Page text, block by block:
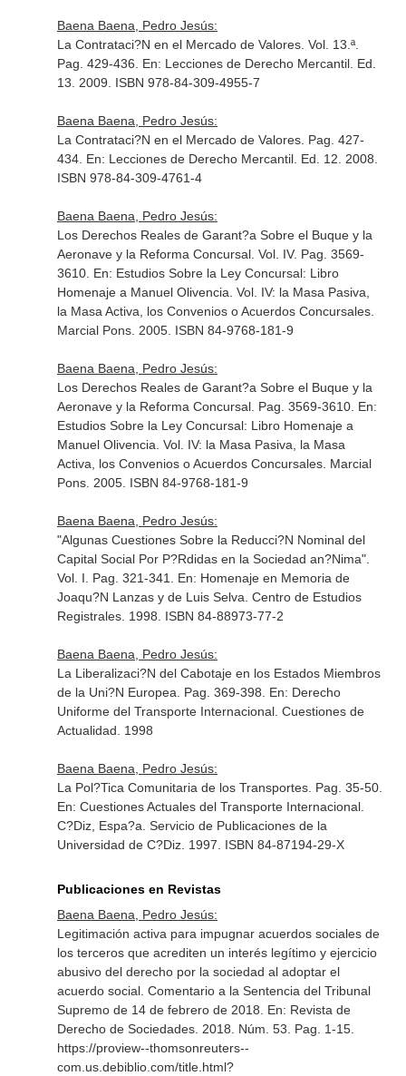
Baena Baena, Pedro Jesús:
La Contrataci?N en el Mercado de Valores. Vol. 13.ª.
Pag. 429-436. En: Lecciones de Derecho Mercantil. Ed.
13. 2009. ISBN 978-84-309-4955-7
Baena Baena, Pedro Jesús:
La Contrataci?N en el Mercado de Valores. Pag. 427-
434. En: Lecciones de Derecho Mercantil. Ed. 12. 2008.
ISBN 978-84-309-4761-4
Baena Baena, Pedro Jesús:
Los Derechos Reales de Garant?a Sobre el Buque y la
Aeronave y la Reforma Concursal. Vol. IV. Pag. 3569-
3610. En: Estudios Sobre la Ley Concursal: Libro
Homenaje a Manuel Olivencia. Vol. IV: la Masa Pasiva,
la Masa Activa, los Convenios o Acuerdos Concursales.
Marcial Pons. 2005. ISBN 84-9768-181-9
Baena Baena, Pedro Jesús:
Los Derechos Reales de Garant?a Sobre el Buque y la
Aeronave y la Reforma Concursal. Pag. 3569-3610. En:
Estudios Sobre la Ley Concursal: Libro Homenaje a
Manuel Olivencia. Vol. IV: la Masa Pasiva, la Masa
Activa, los Convenios o Acuerdos Concursales. Marcial
Pons. 2005. ISBN 84-9768-181-9
Baena Baena, Pedro Jesús:
"Algunas Cuestiones Sobre la Reducci?N Nominal del
Capital Social Por P?Rdidas en la Sociedad an?Nima".
Vol. I. Pag. 321-341. En: Homenaje en Memoria de
Joaqu?N Lanzas y de Luis Selva . Centro de Estudios
Registrales. 1998. ISBN 84-88973-77-2
Baena Baena, Pedro Jesús:
La Liberalizaci?N del Cabotaje en los Estados Miembros
de la Uni?N Europea. Pag. 369-398. En: Derecho
Uniforme del Transporte Internacional. Cuestiones de
Actualidad . 1998
Baena Baena, Pedro Jesús:
La Pol?Tica Comunitaria de los Transportes. Pag. 35-50.
En: Cuestiones Actuales del Transporte Internacional.
C?Diz, Espa?a. Servicio de Publicaciones de la
Universidad de C?Diz. 1997. ISBN 84-87194-29-X
Publicaciones en Revistas
Baena Baena, Pedro Jesús:
Legitimación activa para impugnar acuerdos sociales de
los terceros que acrediten un interés legítimo y ejercicio
abusivo del derecho por la sociedad al adoptar el
acuerdo social. Comentario a la Sentencia del Tribunal
Supremo de 14 de febrero de 2018. En: Revista de
Derecho de Sociedades. 2018. Núm. 53. Pag. 1-15.
https://proview--thomsonreuters--
com.us.debiblio.com/title.html?